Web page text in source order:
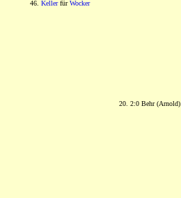
46. KellerfürWocker
20. 2:0 Behr (Arnold)